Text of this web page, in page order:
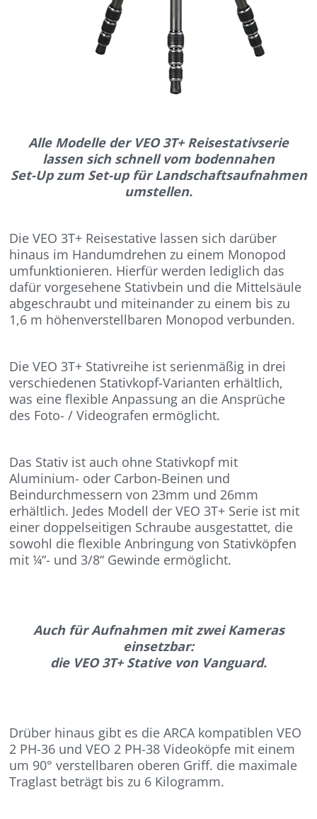
Alle Modelle der VEO 3T+ Reisestativserie
lassen sich schnell vom bodennahen
Set-Up zum Set-up für Landschaftsaufnahmen
umstellen.
Die VEO 3T+ Reisestative lassen sich darüber
hinaus im Handumdrehen zu einem Monopod
umfunktionieren. Hierfür werden lediglich das
dafür vorgesehene Stativbein und die Mittelsäule
abgeschraubt und miteinander zu einem bis zu
1,6 m höhenverstellbaren Monopod verbunden.
Die VEO 3T+ Stativreihe ist serienmäßig in drei
verschiedenen Stativkopf-Varianten erhältlich,
was eine flexible Anpassung an die Ansprüche
des Foto- / Videografen ermöglicht.
Das Stativ ist auch ohne Stativkopf mit
Aluminium- oder Carbon-Beinen und
Beindurchmessern von 23mm und 26mm
erhältlich. Jedes Modell der VEO 3T+ Serie ist mit
einer doppelseitigen Schraube ausgestattet, die
sowohl die flexible Anbringung von Stativköpfen
mit ¼“- und 3/8“ Gewinde ermöglicht.
Auch für Aufnahmen mit zwei Kameras
einsetzbar:
die VEO 3T+ Stative von Vanguard.
Drüber hinaus gibt es die ARCA kompatiblen VEO
2 PH-36 und VEO 2 PH-38 Videoköpfe mit einem
um 90° verstellbaren oberen Griff. die maximale
Traglast beträgt bis zu 6 Kilogramm.